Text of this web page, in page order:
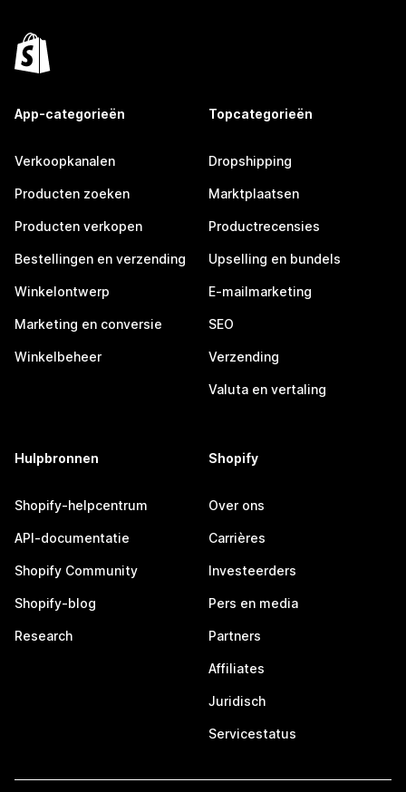
App-categorieën
Verkoopkanalen
Producten zoeken
Producten verkopen
Bestellingen en verzending
Winkelontwerp
Marketing en conversie
Winkelbeheer
Topcategorieën
Dropshipping
Marktplaatsen
Productrecensies
Upselling en bundels
E-mailmarketing
SEO
Verzending
Valuta en vertaling
Hulpbronnen
Shopify-helpcentrum
API-documentatie
Shopify Community
Shopify-blog
Research
Shopify
Over ons
Carrières
Investeerders
Pers en media
Partners
Affiliates
Juridisch
Servicestatus